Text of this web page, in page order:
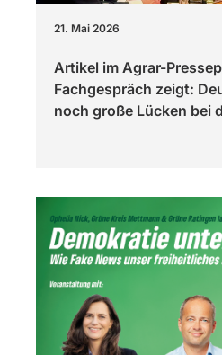
21. Mai 2026
Artikel im Agrar-
Fachgespräch zeigt:
noch große Lücken bei